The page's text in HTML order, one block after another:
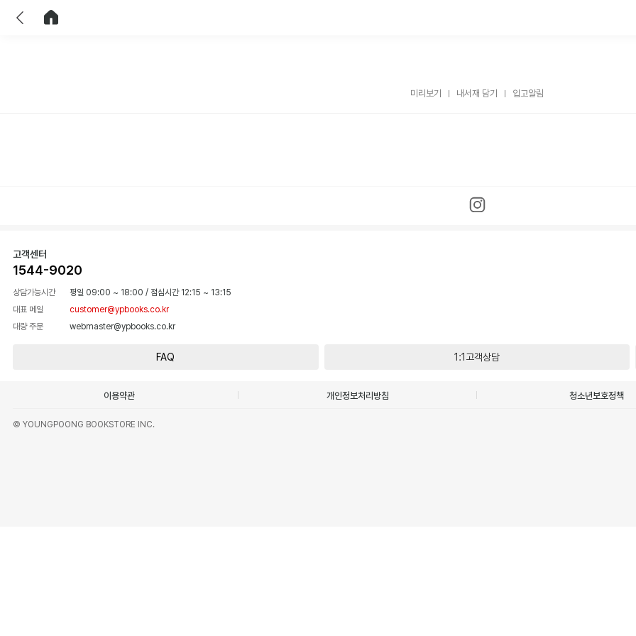
미리보기 내서재 담기 입고알림
고객센터
1544-9020
상담가능시간 평일 09:00 ~ 18:00 / 점심시간 12:15 ~ 13:15
대표 메일
customer@ypbooks.co.kr
대량 주문
webmaster@ypbooks.co.kr
FAQ 1:1고객상담
이용약관 개인정보처리방침 청소년보호정책
© YOUNGPOONG BOOKSTORE INC.